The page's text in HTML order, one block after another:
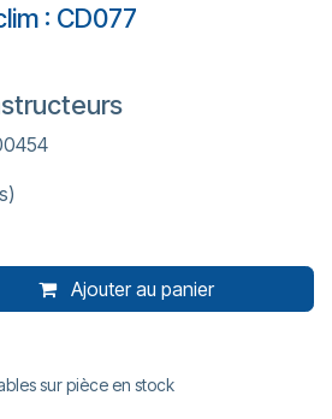
: CD077
Ajouter au panier
sur pièce en stock